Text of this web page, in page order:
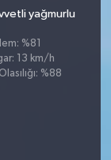
yağmurlu
%81
13 km/h
%88